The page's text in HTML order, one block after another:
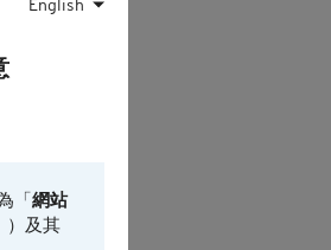
English
「網站
）及其